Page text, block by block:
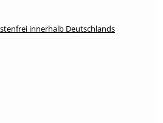
innerhalb Deutschlands
von 0 von 5 Sternen